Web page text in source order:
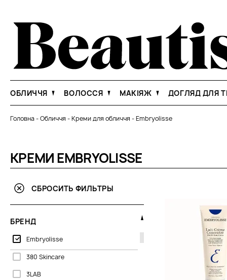
ОБЛИЧЧЯ ВОЛОССЯ МАКІЯЖ ДОГЛЯД ДЛЯ
Головна-Обличчя -Креми для обличчя -Embryolisse
КРЕМИ EMBRYOLISSE
СБРОСИТЬ ФИЛЬТРЫ
БРЕНД
Embryolisse
380 Skincare
3LAB